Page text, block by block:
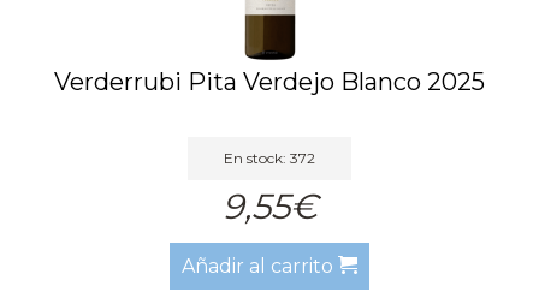
Verderrubi Pita Verdejo Blanco 2025
En stock: 372
9,55€
Añadir al carrito